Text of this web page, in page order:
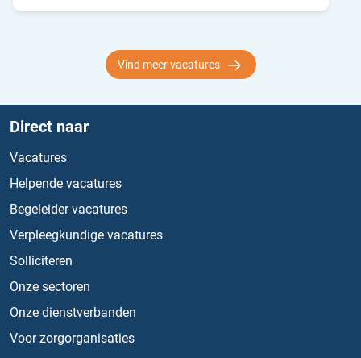
Vind meer vacatures
Direct naar
Vacatures
Helpende vacatures
Begeleider vacatures
Verpleegkundige vacatures
Solliciteren
Onze sectoren
Onze dienstverbanden
Voor zorgorganisaties